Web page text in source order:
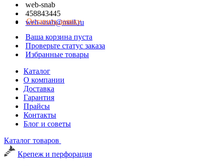
web-snab
458843445
web-snab@mail.ru
Оставить заявку
Ваша корзина пуста
Проверьте статус заказа
Избранные товары
Каталог
О компании
Доставка
Гарантия
Прайсы
Контакты
Блог и советы
Каталог товаров
Крепеж и перфорация